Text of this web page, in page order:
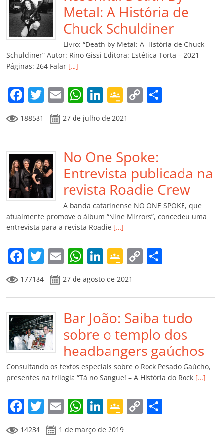
o
o
k
p
p
n Cl
a
ss
ro
m
n
k
til
h
ar
Metal: A História de
Chuck Schuldiner
Livro: “Death by Metal: A História de Chuck
Schuldiner” Autor: Rino Gissi Editora: Estética Torta – 2021
Páginas: 264 Falar […]
F
a
c
e
b
o
o
k
T
w
itt
er
E
m
ai
l
W
h
at
s
A
p
p
Li
n
k
e
dI
n
G
o
o
gl
e
Cl
a
ss
ro
o
m
C
y
Li
n
k
p
til
h
ar
188581 27 de julho de 2021
No One Spoke:
Entrevista publicada na
revista Roadie Crew
A banda catarinense NO ONE SPOKE, que
atualmente promove o álbum “Nine Mirrors”, concedeu uma
entrevista para a revista Roadie […]
F
a
c
e
b
o
o
k
T
w
itt
er
E
m
ai
l
W
at
s
A
p
p
Li
n
k
e
dI
n
G
o
o
gl
e
Cl
a
ss
ro
o
m
C
y
Li
n
k
p
ar
til
h
ar
177184 27 de agosto de 2021
Bar João: Saiba tudo
sobre o templo dos
headbangers gaúchos
Consultando os textos especiais sobre o Rock Pesado Gaúcho,
presentes na trilogia “Tá no Sangue! – A História do Rock […]
F
a
c
T
w
itt
E
m
ai
W
at
Li
n
k
G
o
o
C
14234 1 de março de 2019